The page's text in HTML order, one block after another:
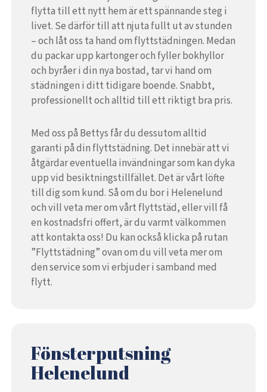
flytta till ett nytt hem är ett spännande steg i
livet. Se därför till att njuta fullt ut av stunden
– och låt oss ta hand om flyttstädningen. Medan
du packar upp kartonger och fyller bokhyllor
och byråer i din nya bostad, tar vi hand om
städningen i ditt tidigare boende. Snabbt,
professionellt och alltid till ett riktigt bra pris.
Med oss på Bettys får du dessutom alltid
garanti på din flyttstädning. Det innebär att vi
åtgärdar eventuella invändningar som kan dyka
upp vid besiktningstillfället. Det är vårt löfte
till dig som kund. Så om du bor i Helenelund
och vill veta mer om vårt flyttstäd, eller vill få
en kostnadsfri offert, är du varmt välkommen
att kontakta oss! Du kan också klicka på rutan
”Flyttstädning” ovan om du vill veta mer om
den service som vi erbjuder i samband med
flytt.
Fönsterputsning
Helenelund